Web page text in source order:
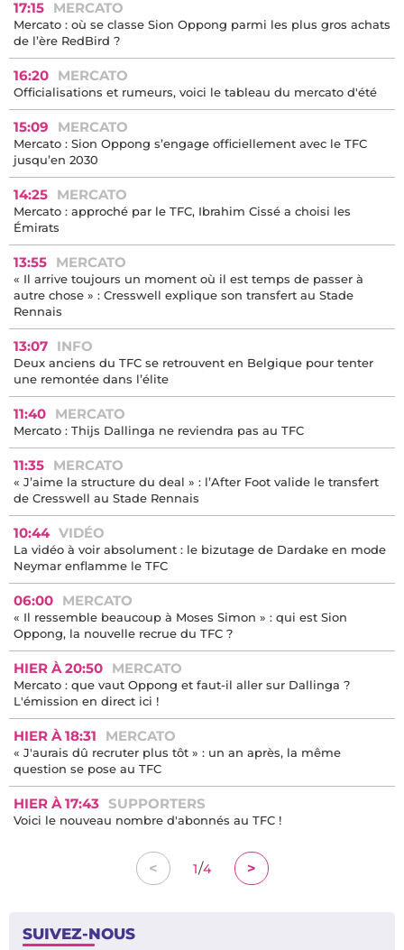
17:15 MERCATO
Mercato : où se classe Sion Oppong parmi les plus gros achats
de l’ère RedBird ?
16:20 MERCATO
Officialisations et rumeurs, voici le tableau du mercato d'été
15:09 MERCATO
Mercato : Sion Oppong s’engage officiellement avec le TFC
jusqu’en 2030
14:25 MERCATO
Mercato : approché par le TFC, Ibrahim Cissé a choisi les
Émirats
13:55 MERCATO
« Il arrive toujours un moment où il est temps de passer à
autre chose » : Cresswell explique son transfert au Stade
Rennais
13:07 INFO
Deux anciens du TFC se retrouvent en Belgique pour tenter
une remontée dans l’élite
11:40 MERCATO
Mercato : Thijs Dallinga ne reviendra pas au TFC
11:35 MERCATO
« J’aime la structure du deal » : l’After Foot valide le transfert
de Cresswell au Stade Rennais
10:44 VIDÉO
La vidéo à voir absolument : le bizutage de Dardake en mode
Neymar enflamme le TFC
06:00 MERCATO
« Il ressemble beaucoup à Moses Simon » : qui est Sion
Oppong, la nouvelle recrue du TFC ?
HIER À 20:50 MERCATO
Mercato : que vaut Oppong et faut-il aller sur Dallinga ?
L'émission en direct ici !
HIER À 18:31 MERCATO
« J'aurais dû recruter plus tôt » : un an après, la même
question se pose au TFC
HIER À 17:43 SUPPORTERS
Voici le nouveau nombre d'abonnés au TFC !
< 1/4 >
SUIVEZ-NOUS